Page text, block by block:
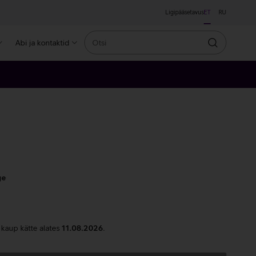
LigipääsetavusET RU
Abi ja kontaktid
Otsin
kätte alates 11.08.2026